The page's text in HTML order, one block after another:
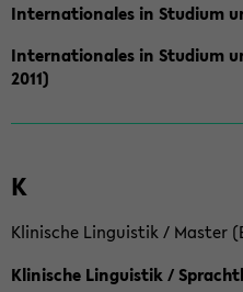
Internationales in Studium
Internationales in Studium
2011)
K
Klinische Linguistik / Master
Klinische Linguistik /